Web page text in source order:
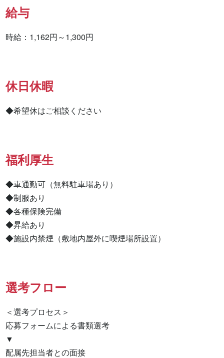
給与
時給：1,162円～1,300円
休日休暇
◆希望休はご相談ください
福利厚生
◆車通勤可（無料駐車場あり）
◆制服あり
◆各種保険完備
◆昇給あり
◆施設内禁煙（敷地内屋外に喫煙場所設置）
選考フロー
＜選考プロセス＞
応募フォームによる書類選考
▼
配属先担当者との面接